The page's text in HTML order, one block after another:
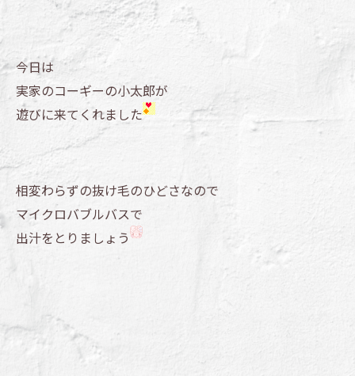
今日は
実家のコーギーの小太郎が
遊びに来てくれました
相変わらずの抜け毛のひどさなので
マイクロバブルバスで
出汁をとりましょう